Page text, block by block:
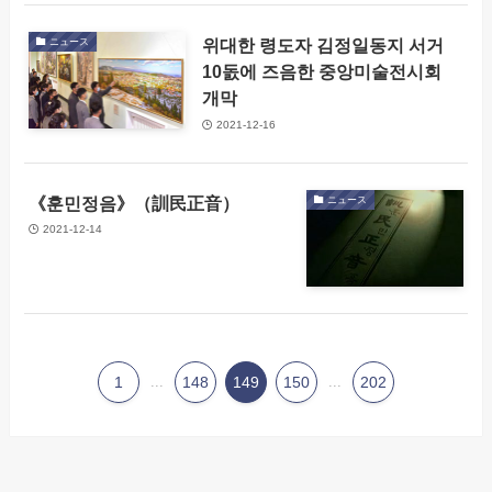
ニュース
위대한 령도자 김정일동지 서거
10돐에 즈음한 중앙미술전시회
개막
2021-12-16
ニュース
《훈민정음》（訓民正音）
2021-12-14
1 ... 148 149 150 ... 202